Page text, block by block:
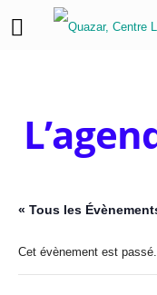
« Tous les
Cet évènement est passé.